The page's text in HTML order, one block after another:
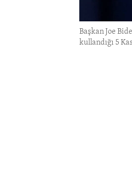
Başkan Joe
kullandığı 5